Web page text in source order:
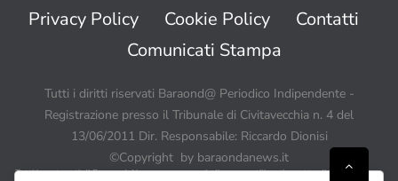
Privacy Policy Cookie Policy
Contatti
Comunicati Stampa
Tutti i diritti riservati Baraond@ Periodico Indipendente -
Registrazione presso il Tribunale di Civitavecchia n. 4 del
13/06/2011 Dir. Responsabile: Riccardo Dionisi
©Copyright by baraondanews.it
Tutti i contenuti di BaraondaNews possono quindi essere utilizzati a patto di citare sempre